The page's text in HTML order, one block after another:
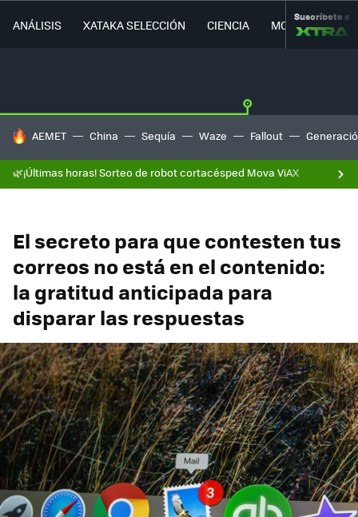
ANÁLISIS XATAKA SELECCIÓN CIENCIA MOVILIDAD
Suscríbete a
HOY SE HABLA DE
AEMET China Sequía Waze Fallout
🌿¡Últimas horas! Sorteo de robot cortacésped Mova ViAX
El secreto para que contesten tus
correos no está en el contenido:
la gratitud anticipada para
disparar las respuestas